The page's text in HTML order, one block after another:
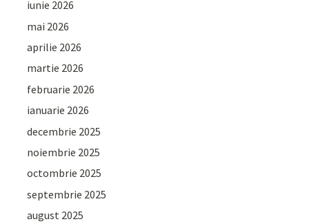
iunie 2026
mai 2026
aprilie 2026
martie 2026
februarie 2026
ianuarie 2026
decembrie 2025
noiembrie 2025
octombrie 2025
septembrie 2025
august 2025